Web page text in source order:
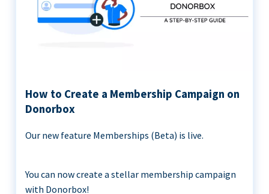
How to Create a Membership Campaign on
Donorbox
Our new feature Memberships (Beta) is live.
You can now create a stellar membership campaign
with Donorbox!